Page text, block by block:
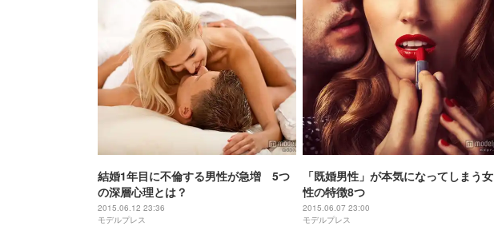
結婚1年目に不倫する男性が急増 5つ
の深層心理とは？
2015.06.12 23:36
モデルプレス
「既婚男性」が本気になってしまう女
性の特徴8つ
2015.06.07 23:00
モデルプレス